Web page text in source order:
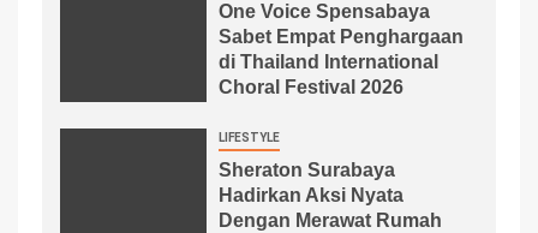
One Voice Spensabaya
Sabet Empat Penghargaan
di Thailand International
Choral Festival 2026
LIFESTYLE
Sheraton Surabaya
Hadirkan Aksi Nyata
Dengan Merawat Rumah